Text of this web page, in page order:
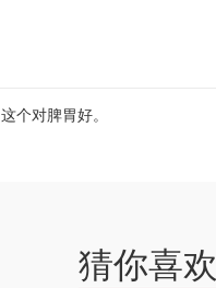
这个对脾胃好。
猜你喜欢